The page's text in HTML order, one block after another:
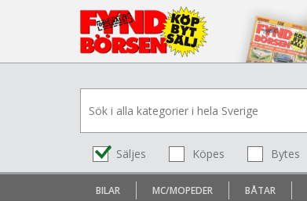
BILAR MC/MOPEDER BÅTAR
Säljes Köpes Bytes